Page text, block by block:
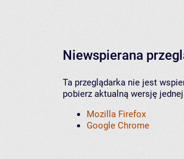
Niewspierana
Ta przeglądarka nie jest
pobierz aktualną wersję
Mozilla Firefox
Google Chrome